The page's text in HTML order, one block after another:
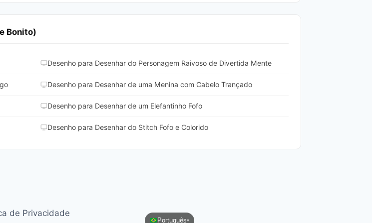
Bonito)
Desenho para Desenhar do Personagem Raivoso de Divertida Mente
Desenho para Desenhar de uma Menina com Cabelo Trançado
Desenho para Desenhar de um Elefantinho Fofo
Desenho para Desenhar do Stitch Fofo e Colorido
de Privacidade
Português▾